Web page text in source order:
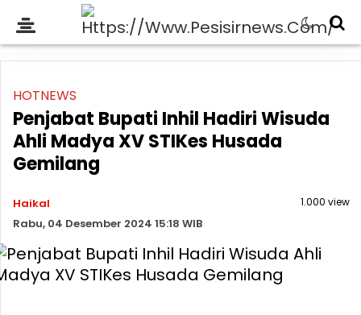
HOTNEWS
Penjabat Bupati Inhil Hadiri Wisuda
Ahli Madya XV STIKes Husada
Gemilang
Haikal
Rabu, 04 Desember 2024 15:18 WIB
1.000 view